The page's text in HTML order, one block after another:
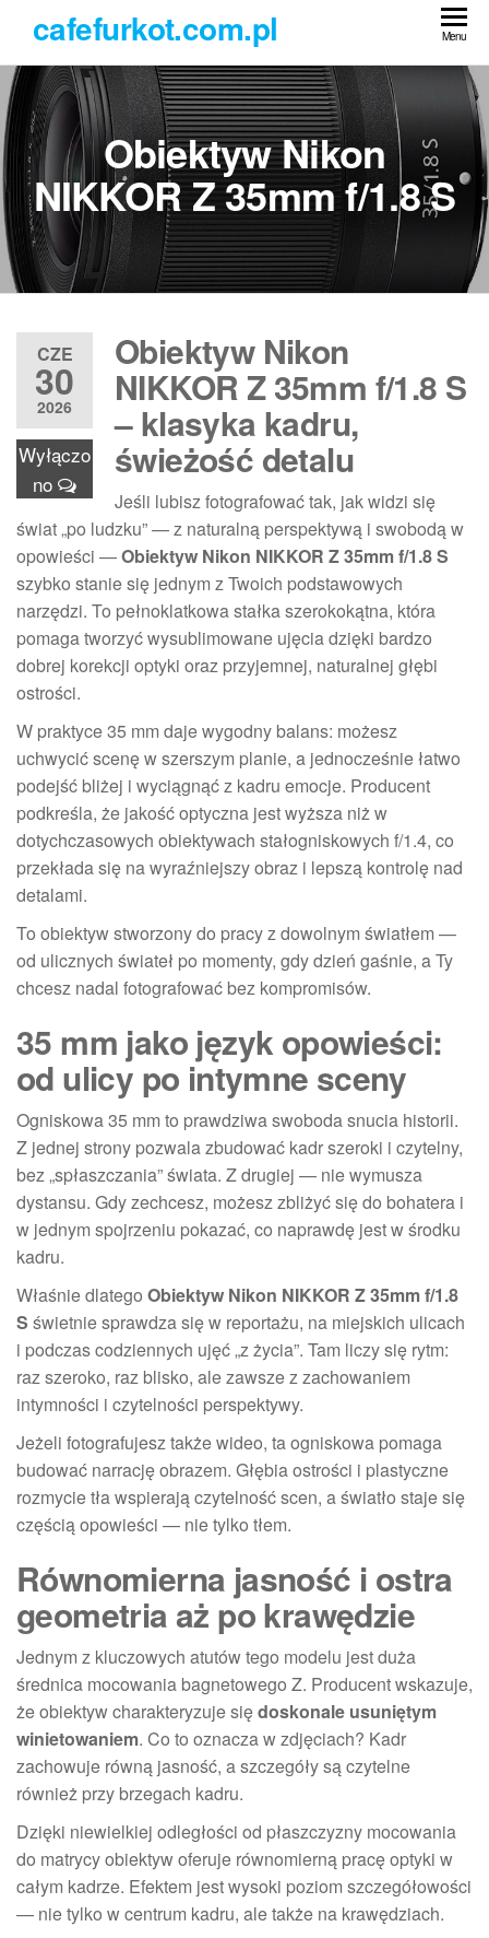
treści
cafefurkot.com.pl Menu
Obiektyw Nikon
NIKKOR Z 35mm f/1.8 S
CZE
30
2026
Wyłączo
no
Obiektyw Nikon
NIKKOR Z 35mm f/1.8 S
– klasyka kadru,
świeżość detalu
Jeśli lubisz fotografować tak, jak widzi się
świat „po ludzku” — z naturalną perspektywą i swobodą w
opowieści —Obiektyw Nikon NIKKOR Z 35mm f/1.8 S
szybko stanie się jednym z Twoich podstawowych
narzędzi. To pełnoklatkowa stałka szerokokątna, która
pomaga tworzyć wysublimowane ujęcia dzięki bardzo
dobrej korekcji optyki oraz przyjemnej, naturalnej głębi
ostrości.
W praktyce 35 mm daje wygodny balans: możesz
uchwycić scenę w szerszym planie, a jednocześnie łatwo
podejść bliżej i wyciągnąć z kadru emocje. Producent
podkreśla, że jakość optyczna jest wyższa niż w
dotychczasowych obiektywach stałogniskowych f/1.4, co
przekłada się na wyraźniejszy obraz i lepszą kontrolę nad
detalami.
To obiektyw stworzony do pracy z dowolnym światłem —
od ulicznych świateł po momenty, gdy dzień gaśnie, a Ty
chcesz nadal fotografować bez kompromisów.
35 mm jako język opowieści:
od ulicy po intymne sceny
Ogniskowa 35 mm to prawdziwa swoboda snucia historii.
Z jednej strony pozwala zbudować kadr szeroki i czytelny,
bez „spłaszczania” świata. Z drugiej — nie wymusza
dystansu. Gdy zechcesz, możesz zbliżyć się do bohatera i
w jednym spojrzeniu pokazać, co naprawdę jest w środku
kadru.
Właśnie dlatego Obiektyw Nikon NIKKOR Z 35mm f/1.8
S świetnie sprawdza się w reportażu, na miejskich ulicach
i podczas codziennych ujęć „z życia”. Tam liczy się rytm:
raz szeroko, raz blisko, ale zawsze z zachowaniem
intymności i czytelności perspektywy.
Jeżeli fotografujesz także wideo, ta ogniskowa pomaga
budować narrację obrazem. Głębia ostrości i plastyczne
rozmycie tła wspierają czytelność scen, a światło staje się
częścią opowieści — nie tylko tłem.
Równomierna jasność i ostra
geometria aż po krawędzie
Jednym z kluczowych atutów tego modelu jest duża
średnica mocowania bagnetowego Z. Producent wskazuje,
że obiektyw charakteryzuje siędoskonale usuniętym
winietowaniem. Co to oznacza w zdjęciach? Kadr
zachowuje równą jasność, a szczegóły są czytelne
również przy brzegach kadru.
Dzięki niewielkiej odległości od płaszczyzny mocowania
do matrycy obiektyw oferuje równomierną pracę optyki w
całym kadrze. Efektem jest wysoki poziom szczegółowości
— nie tylko w centrum kadru, ale także na krawędziach.